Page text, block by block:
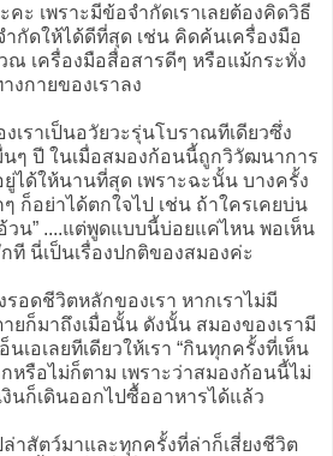
ะ เพราะมีข้อจำกัดเราเลยต้องคิดวิธี
กัดให้ได้ดีที่สุด เช่น คิดค้นเครื่องมือ
ณ เครื่องมือสื่อสารดีๆ หรือแม้กระทั่ง
งกายของเราลง
เราเป็นอวัยวะรุ่นโบราณทีเดียวซึ่ง
ๆ ปี ในเมื่อสมองก้อนนี้ถูกวิวัฒนาการ
ยู่ได้ให้นานที่สุด เพราะฉะนั้น บางครั้ง
ก็อย่าได้ตกใจไป เช่น ถ้าใครเคยบ่น
วน” ....แต่พูดแบบนี้บ่อยแค่ไหน พอเห็น
ที นี่เป็นเรื่องปกติของสมองค่ะ
รอดชีวิตหลักของเรา หากเราไม่มี
ยก็มาถึงเมื่อนั้น ดังนั้น สมองของเรามี
เอเลยทีเดียวให้เรา “กินทุกครั้งที่เห็น
กหรือไม่ก็ตาม เพราะว่าสมองก้อนนี้ไม่
งินก็เดินออกไปซื้ออาหารได้แล้ว
ล่าสัตว์มาและทุกครั้งที่ล่าก็เสี่ยงชีวิต